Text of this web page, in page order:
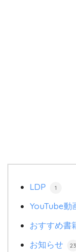
LDP 1
YouTube動
おすすめ書
お知らせ 23